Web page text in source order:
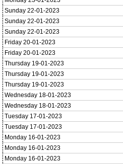
Sunday 22-01-2023
Sunday 22-01-2023
Sunday 22-01-2023
Friday 20-01-2023
Friday 20-01-2023
Thursday 19-01-2023
Thursday 19-01-2023
Thursday 19-01-2023
Wednesday 18-01-2023
Wednesday 18-01-2023
Tuesday 17-01-2023
Tuesday 17-01-2023
Monday 16-01-2023
Monday 16-01-2023
Monday 16-01-2023